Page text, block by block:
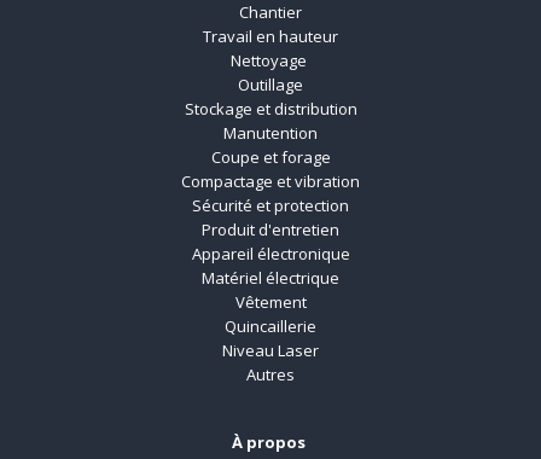
Chantier
Travail en hauteur
Nettoyage
Outillage
Stockage et distribution
Manutention
Coupe et forage
Compactage et vibration
Sécurité et protection
Produit d'entretien
Appareil électronique
Matériel électrique
Vêtement
Quincaillerie
Niveau Laser
Autres
À propos